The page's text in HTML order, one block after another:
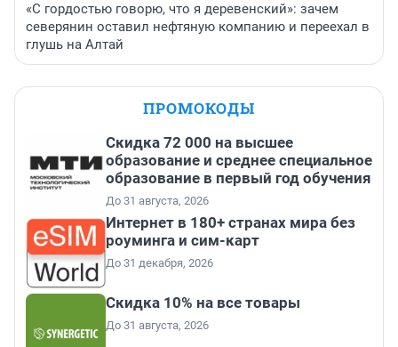
«С гордостью говорю, что я деревенский»: зачем
северянин оставил нефтяную компанию и переехал в
глушь на Алтай
ПРОМОКОДЫ
Скидка 72 000 на высшее
образование и среднее специальное
образование в первый год обучения
До 31 августа, 2026
Интернет в 180+ странах мира без
роуминга и сим-карт
До 31 декабря, 2026
Скидка 10% на все товары
До 31 августа, 2026